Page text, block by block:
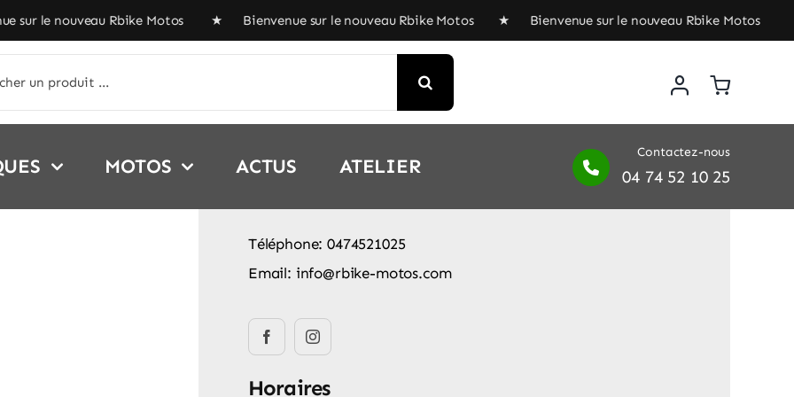
Rbike Motos ★ Bienvenue sur le nouveau Rbike Motos ★ Bienvenue sur le nouveau Rbike Motos ★
MOTOS ACTUS ATELIER
Contactez-nous
04 74 52 10 25
Téléphone: 0474521025
Email: info@rbike-motos.com
Horaires